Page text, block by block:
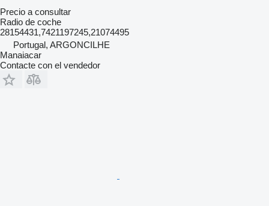
Precio a consultar
Radio de coche
28154431,7421197245,21074495
Portugal, ARGONCILHE
Manaiacar
Contacte con el vendedor